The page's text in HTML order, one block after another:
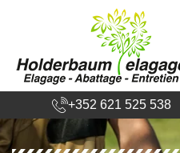
+352 621 525 538